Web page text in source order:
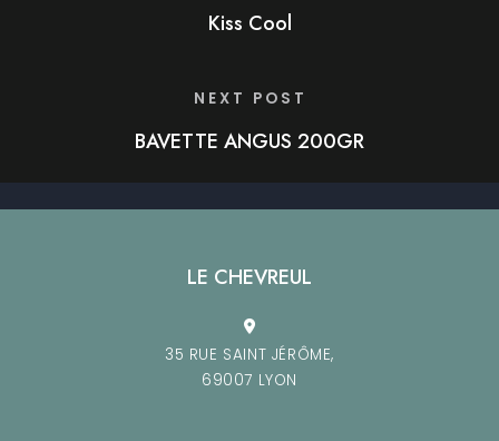
Kiss Cool
NEXT POST
BAVETTE ANGUS 200GR
LE CHEVREUL
35 RUE SAINT JÉRÔME,
69007 LYON